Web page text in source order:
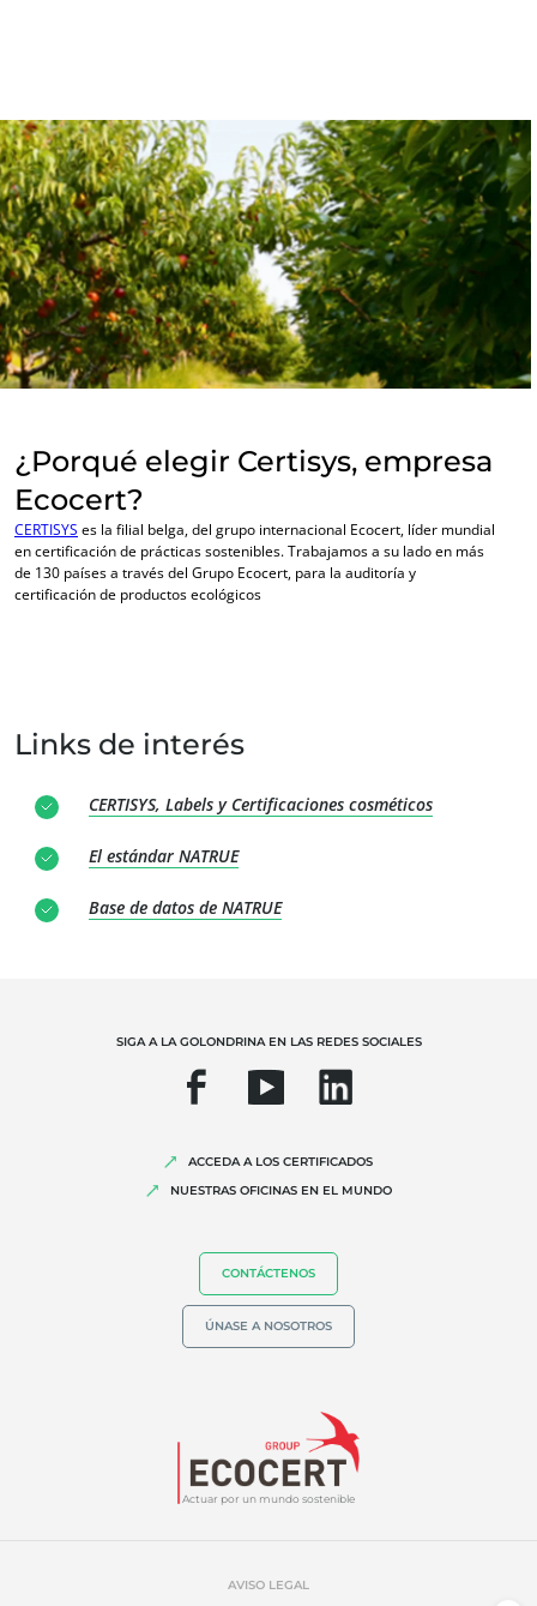
Agricultura ecológica
Comercio justo
Agricultura sostenible
Environmentals claims
¿Porqué elegir Certisys, empresa
Ecocert?
CERTISYS es la filial belga, del grupo internacional Ecocert, líder mundial
en certificación de prácticas sostenibles. Trabajamos a su lado en más
de 130 países a través del Grupo Ecocert, para la auditoría y
certificación de productos ecológicos
Links de interés
CERTISYS, Labels y Certificaciones cosméticos
El estándar NATRUE
Base de datos de NATRUE
Actuar por un mundo sostenible
SIGA A LA GOLONDRINA EN LAS REDES SOCIALES
ACCEDA A LOS CERTIFICADOS
NUESTRAS OFICINAS EN EL MUNDO
CONTÁCTENOS
ÚNASE A NOSOTROS
AVISO LEGAL